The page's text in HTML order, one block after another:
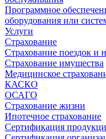
Программное
оборудования или
Услуги
Страхование
Страхование поездок
Страхование имущества
Медицинское
КАСКО
ОСАГО
Страхование жизни
Ипотечное страхование
Сертификация